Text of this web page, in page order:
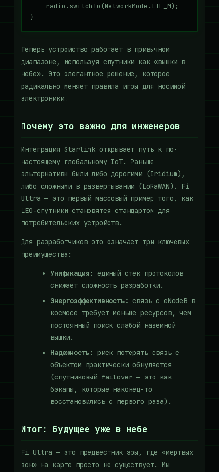
    radio.switchTo(NetworkMode.LTE_M);
Теперь устройство работает в привычном
диапазоне, используя спутники как «вышки в
небе». Это элегантное решение, которое
радикально меняет правила игры для носимой
электроники.
Почему это важно для инженеров
Интеграция Starlink открывает путь к по-
настоящему глобальному IoT. Раньше
альтернативы были либо дорогими (Iridium),
либо сложными в развертывании (LoRaWAN). Fi
Ultra — это первый массовый пример того, как
LEO-спутники становятся стандартом для
потребительских устройств.
Для разработчиков это означает три ключевых
преимущества:
Унификация: единый стек протоколов
снижает сложность разработки.
Энергоэффективность: связь с eNodeB в
космосе требует меньше ресурсов, чем
постоянный поиск слабой наземной
вышки.
Надежность: риск потерять связь с
объектом практически обнуляется
(спутниковый failover — это как
бэкапы, которые наконец-то
восстановились с первого раза).
Итог: будущее уже в небе
Fi Ultra — это предвестник эры, где «мертвых
зон» на карте просто не существует. Мы